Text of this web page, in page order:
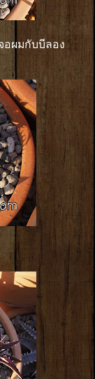
อผมกับบีลอง